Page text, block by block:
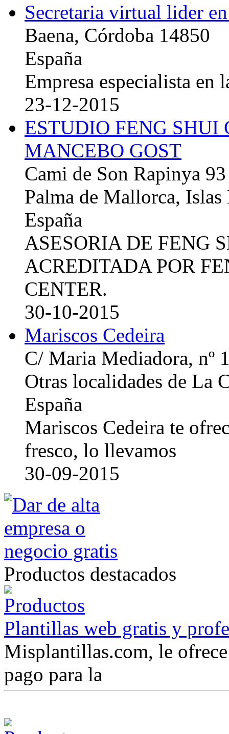
Secretaria virtual lider
Baena, Córdoba 14850
España
Empresa especialista en
23-12-2015
ESTUDIO FENG
MANCEBO GOST
Cami de Son Rapinya 93
Palma de Mallorca, Islas
España
ASESORIA DE FENG
ACREDITADA POR
CENTER.
30-10-2015
Mariscos Cedeira
C/ Maria Mediadora, nº
Otras localidades de La
España
Mariscos Cedeira te
fresco, lo llevamos
30-09-2015
Productos destacados
Plantillas web gratis y
Misplantillas.com, le
pago para la